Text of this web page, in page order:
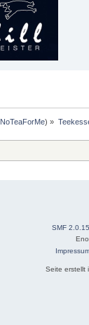
NoTeaForMe) »
SMF 2.0.15
Seite erstellt